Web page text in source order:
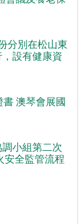
分別在松山東
設有健康資
澳琴會展國
小組第二次
安全監管流程